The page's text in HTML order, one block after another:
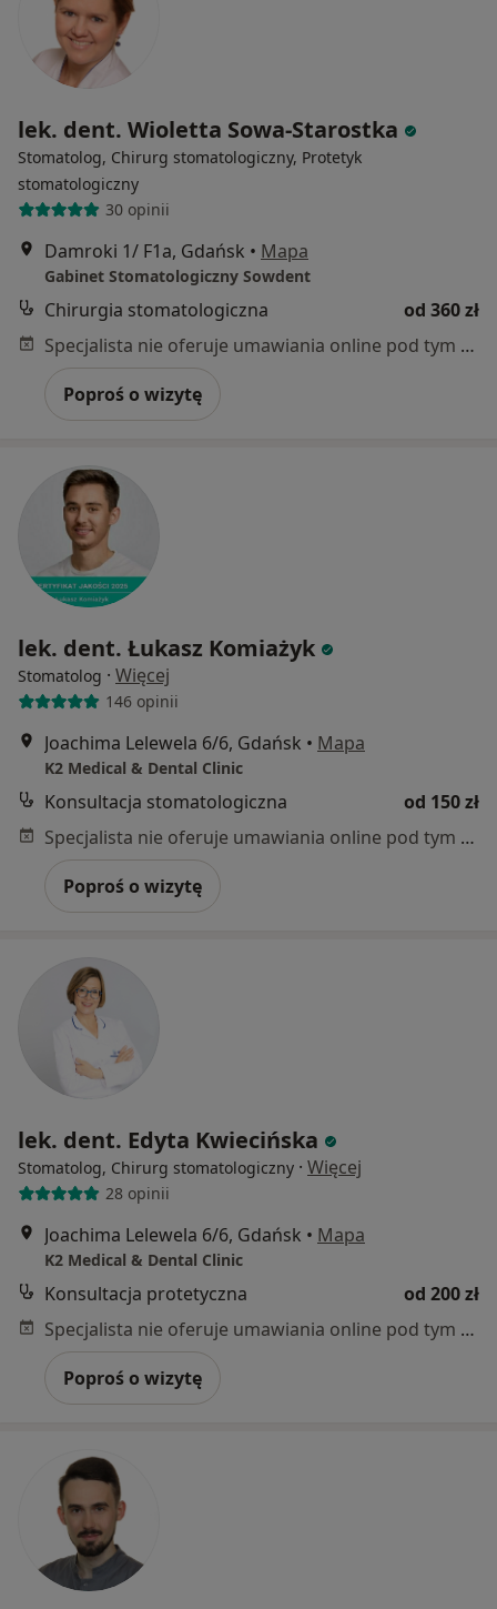
lek. dent. Wioletta Sowa-Starostka
Stomatolog, Chirurg stomatologiczny, Protetyk
stomatologiczny
30 opinii
Damroki 1/ F1a, Gdańsk • Mapa
Gabinet Stomatologiczny Sowdent
Chirurgia stomatologiczna
od 360 zł
Specjalista nie oferuje umawiania online pod tym adresem.
Poproś o wizytę
lek. dent. Łukasz Komiażyk
Stomatolog · Więcej
146 opinii
Joachima Lelewela 6/6, Gdańsk • Mapa
K2 Medical & Dental Clinic
Konsultacja stomatologiczna
od 150 zł
Specjalista nie oferuje umawiania online pod tym adresem.
Poproś o wizytę
lek. dent. Edyta Kwiecińska
Stomatolog, Chirurg stomatologiczny · Więcej
28 opinii
Joachima Lelewela 6/6, Gdańsk • Mapa
K2 Medical & Dental Clinic
Konsultacja protetyczna
od 200 zł
Specjalista nie oferuje umawiania online pod tym adresem.
Poproś o wizytę